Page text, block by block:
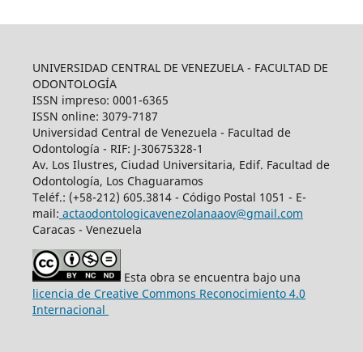
UNIVERSIDAD CENTRAL DE VENEZUELA - FACULTAD DE
ODONTOLOGÍA
ISSN impreso: 0001-6365
ISSN online: 3079-7187
Universidad Central de Venezuela - Facultad de
Odontología - RIF: J-30675328-1
Av. Los Ilustres, Ciudad Universitaria, Edif. Facultad de
Odontología, Los Chaguaramos
Teléf.: (+58-212) 605.3814 - Código Postal 1051 - E-
mail: actaodontologicavenezolanaaov@gmail.com
Caracas - Venezuela
Esta obra se encuentra bajo una
licencia de Creative Commons Reconocimiento 4.0
Internacional